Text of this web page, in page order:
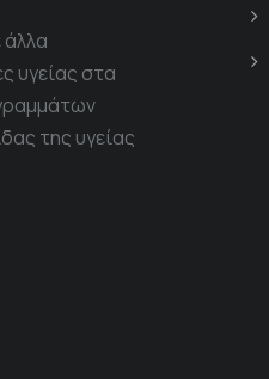
άλλα
υγείας στα
της υγείας